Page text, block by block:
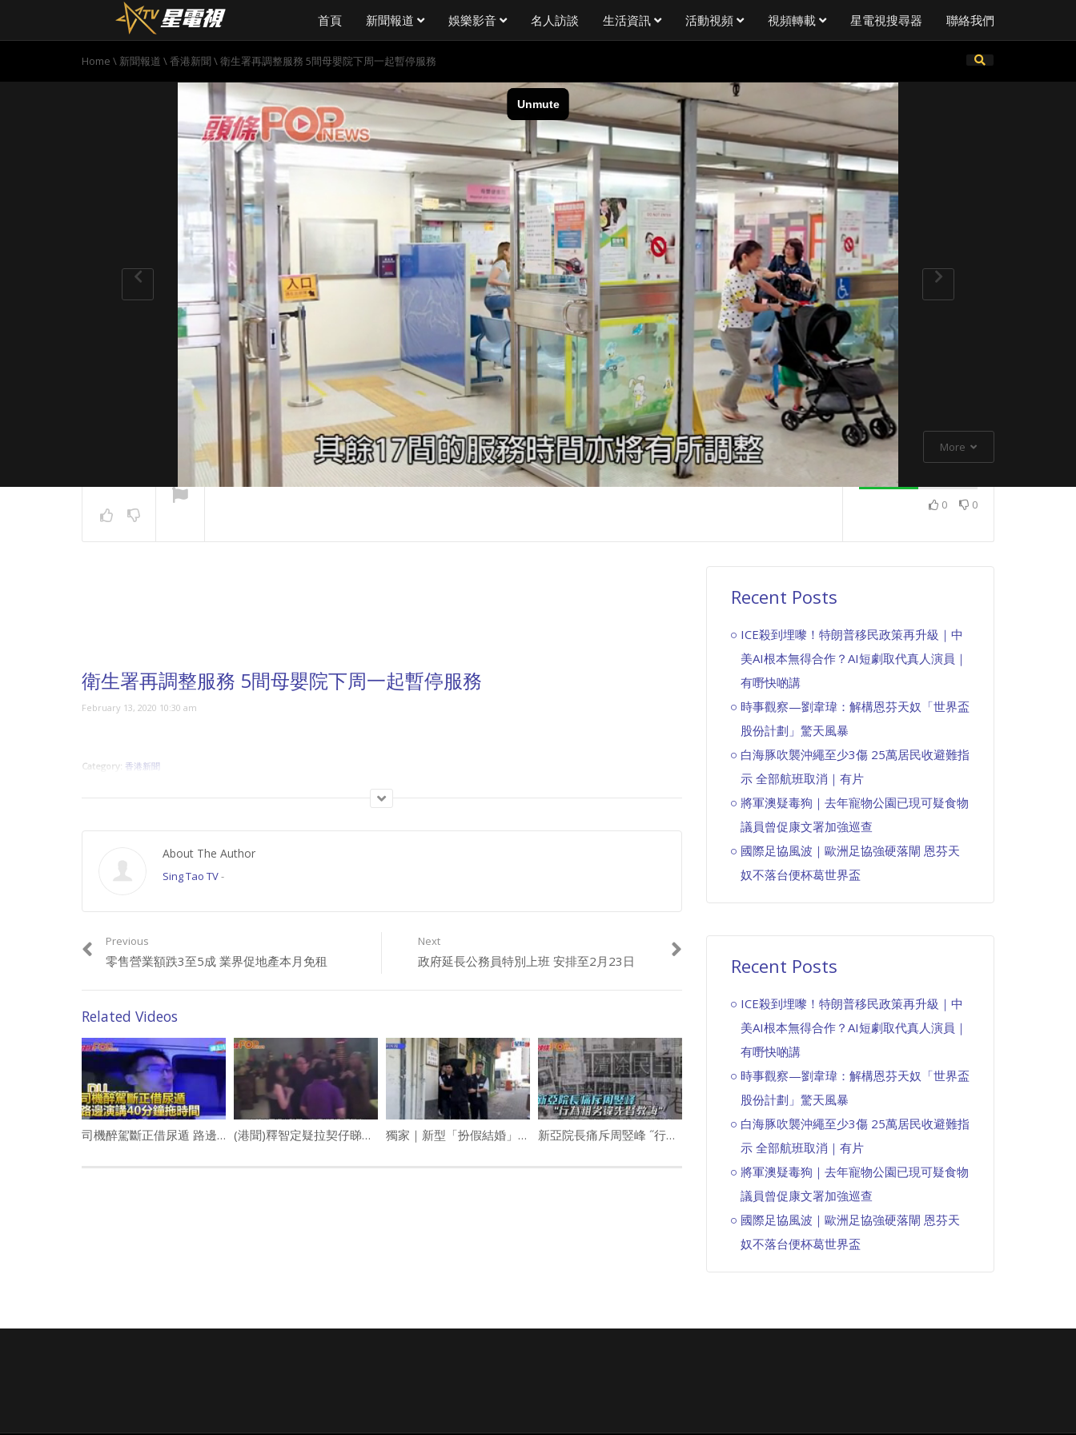
首頁 新聞報道 娛樂影音 名人訪談 生活資訊 活動視頻 視頻轉載 星電視搜尋器 聯絡我們
Home \ 新聞報道 \香港新聞\衛生署再調整服務 5間母嬰院下周一起暫停服務
More
0 0
衛生署再調整服務 5間母嬰院下周一起暫停服務
February 13, 2020 10:30 am
Category: 香港新聞
About The Author
Sing Tao TV-
Previous
零售營業額跌3至5成 業界促地產本月免租
Next
政府延長公務員特別上班 安排至2月23日
Related Videos
司機醉駕斷正借尿遁 路邊演講40分鐘拖時間 (港聞)釋智定疑拉契仔睇數 江博文為前定慧寺董事 獨家｜新型「扮假結婚」騙局曝光 犯罪集團招已婚港女做戲簽紙 呃內地男逾十萬中介費 新亞院長痛斥周竪峰 ˝行為粗劣違先賢教誨˝
Recent Posts
ICE殺到埋嚟！特朗普移民政策再升級｜中
美AI根本無得合作？AI短劇取代真人演員｜
有嘢快啲講
時事觀察—劉韋瑋：解構恩芬天奴「世界盃
股份計劃」驚天風暴
白海豚吹襲沖繩至少3傷 25萬居民收避難指
示 全部航班取消｜有片
將軍澳疑毒狗｜去年寵物公園已現可疑食物
議員曾促康文署加強巡查
國際足協風波｜歐洲足協強硬落閘 恩芬天
奴不落台便杯葛世界盃
Recent Posts
ICE殺到埋嚟！特朗普移民政策再升級｜中
美AI根本無得合作？AI短劇取代真人演員｜
有嘢快啲講
時事觀察—劉韋瑋：解構恩芬天奴「世界盃
股份計劃」驚天風暴
白海豚吹襲沖繩至少3傷 25萬居民收避難指
示 全部航班取消｜有片
將軍澳疑毒狗｜去年寵物公園已現可疑食物
議員曾促康文署加強巡查
國際足協風波｜歐洲足協強硬落閘 恩芬天
奴不落台便杯葛世界盃